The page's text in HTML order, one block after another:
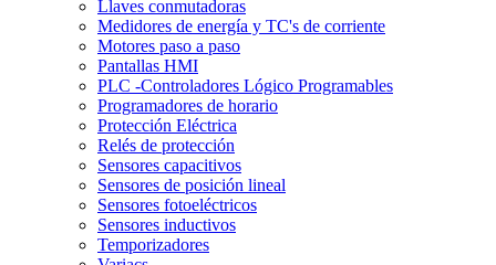
Llaves conmutadoras
Medidores de energía y TC's de corriente
Motores paso a paso
Pantallas HMI
PLC -Controladores Lógico Programables
Programadores de horario
Protección Eléctrica
Relés de protección
Sensores capacitivos
Sensores de posición lineal
Sensores fotoeléctricos
Sensores inductivos
Temporizadores